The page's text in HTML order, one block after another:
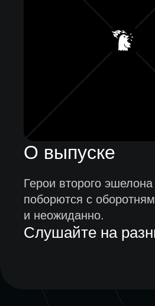
О выпуске
Герои второго
поборются с
и неожиданно.
Слушайте на